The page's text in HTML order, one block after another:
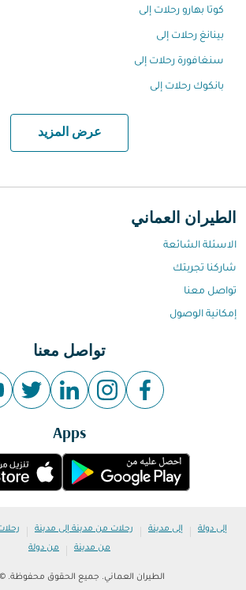
كوتا بهارو رحلات إلى
بينانغ رحلات إلى
سنغافورة رحلات إلى
بانكوك رحلات إلى
عرض المزيد
الطيران العماني
الاسئلة الشائعة
شاركنا تجربتك
تواصل معنا
إمكانية الوصول
تواصل معنا
Apps
إلى دولة | إلى مدينة | رحلات من مدينة إلى مدينة |
من مدينة | من دولة
الطيران العماني. جميع الحقوق محفوظة. ©